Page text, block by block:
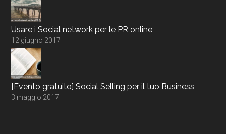
Usare i Social network per le PR online
12 giugno 2017
[Evento gratuito] Social Selling per il tuo Business
3 maggio 2017